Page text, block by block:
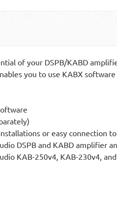
of your DSPB/KABD
you to use KABX
or easy connection
DSPB and KABD amplifier
KAB-250v4, KAB-230v4,